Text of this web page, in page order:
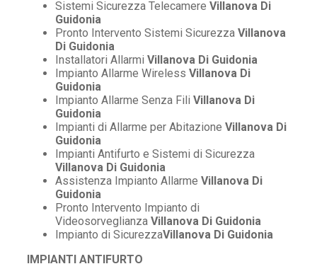
Sistemi Sicurezza Telecamere Villanova Di
Guidonia
Pronto Intervento Sistemi Sicurezza Villanova
Di Guidonia
Installatori Allarmi Villanova Di Guidonia
Impianto Allarme Wireless Villanova Di
Guidonia
Impianto Allarme Senza Fili Villanova Di
Guidonia
Impianti di Allarme per Abitazione Villanova Di
Guidonia
Impianti Antifurto e Sistemi di Sicurezza
Villanova Di Guidonia
Assistenza Impianto Allarme Villanova Di
Guidonia
Pronto Intervento Impianto di
Videosorveglianza Villanova Di Guidonia
Impianto di SicurezzaVillanova Di Guidonia
IMPIANTI ANTIFURTO